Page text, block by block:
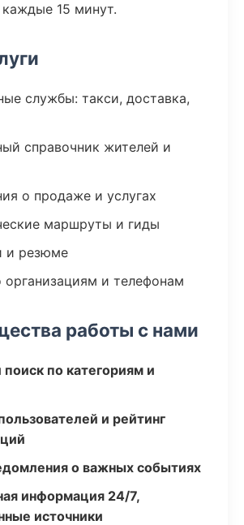
15 минут.
службы: такси, доставка,
справочник жителей и
о продаже и услугах
маршруты и гиды
и резюме
организациям и телефонам
работы с нами
по категориям и
и рейтинг
о важных событиях
информация 24/7,
источники